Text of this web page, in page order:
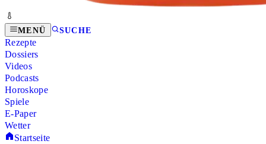
MENÜ SUCHE
Rezepte
Dossiers
Videos
Podcasts
Horoskope
Spiele
E-Paper
Wetter
Startseite